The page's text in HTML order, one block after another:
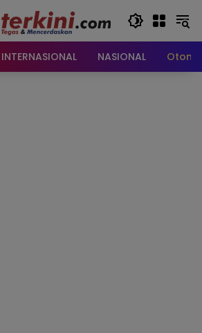
INTERNASIONAL NASIONAL